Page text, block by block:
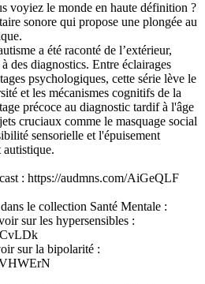
voyiez le monde en haute définition ?
sonore qui propose une plongée au
a été raconté de l’extérieur,
des diagnostics. Entre éclairages
psychologiques, cette série lève le
et les mécanismes cognitifs de la
précoce au diagnostic tardif à l'âge
cruciaux comme le masquage social
sensorielle et l'épuisement
: https://audmns.com/AiGeQLF
le collection Santé Mentale :
sur les hypersensibles :
sur la bipolarité :